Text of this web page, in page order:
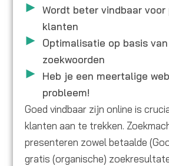
Wordt beter vindbaar
klanten
Optimalisatie op basis
zoekwoorden
Heb je een meertalige
probleem!
Goed vindbaar zijn online is
klanten aan te trekken.
presenteren zowel betaalde
gratis (organische)